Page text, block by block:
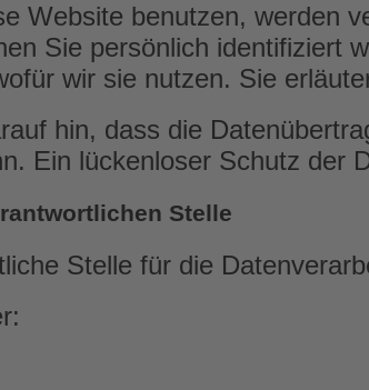
Website benutzen, werden
Sie persönlich identifiziert
wir sie nutzen. Sie
hin, dass die
Ein lückenloser Schutz der
Stelle
Stelle für die